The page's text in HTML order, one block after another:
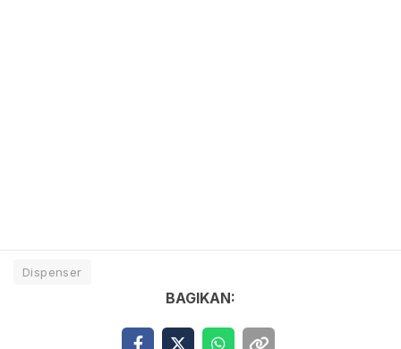
Dispenser
BAGIKAN: